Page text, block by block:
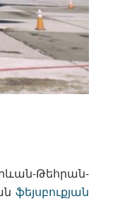
Թեհրան-
ֆեյսբուքյան